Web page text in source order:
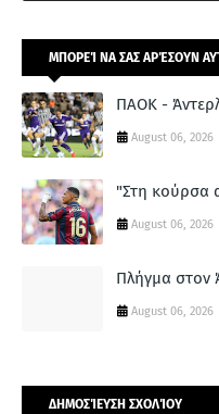
ΜΠΟΡΕΊ ΝΑ ΣΑΣ ΑΡΈΣΟΥΝ
ΠΑΟΚ -
August 06, 2026
"Στη κούρσα
August 06, 2026
Πλήγμα
August 06, 2026
ΔΗΜΟΣΊΕΥΣΗ ΣΧΟΛΊΟΥ